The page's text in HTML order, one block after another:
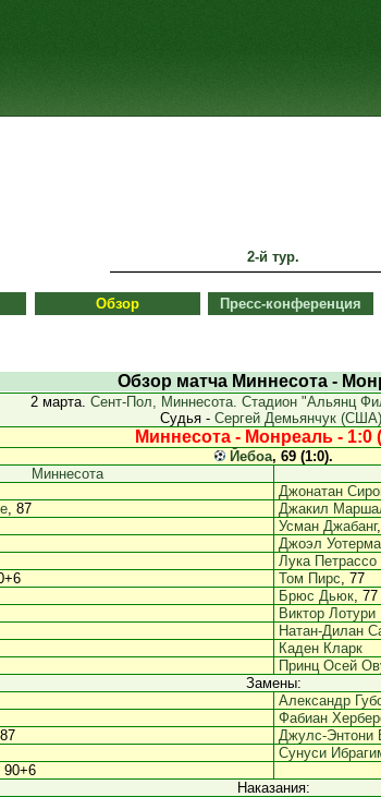
2-й тур.
Обзор Пресс-конференция
Обзор матча Миннесота -
2 марта. Сент-Пол, Миннесота. Стадион "Альянц
Судья - Сергей Демьянчук
Миннесота - Монреаль - 1:0
Йебоа, 69 (1:0).
Миннесота
Джонатан
, 87 Джакил
Усман Джабанг
Джоэл
Лука Петрассо
Том Пирс, 77
Брюс Дьюк, 77
Виктор Лотури
Натан-Дилан
Каден Кларк
Принц Осей
Замены:
Александр
Фабиан
Джулс-Энтони
Сунуси
90+6
Наказания: